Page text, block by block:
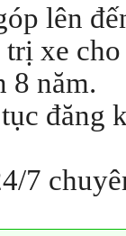
lên
trị xe
8 năm.
đăng
7